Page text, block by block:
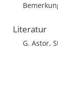
Literatur
G. Astor,